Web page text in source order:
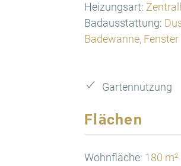
Heizungsart:
Badausstattung:
Badewanne, Fenster
Gartennutzung
Flächen
Wohnfläche: 180 m²